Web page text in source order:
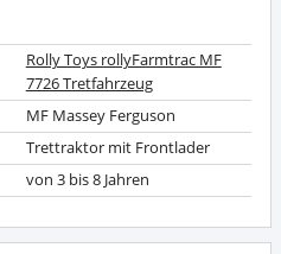
Rolly Toys rollyFarmtrac MF
7726 Tretfahrzeug
MF Massey Ferguson
Trettraktor mit Frontlader
von 3 bis 8 Jahren